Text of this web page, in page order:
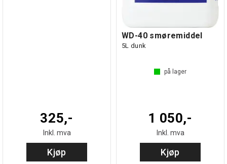
325,-
Inkl. mva
Kjøp
WD-40 smøremiddel
5L dunk
på lager
1 050,-
Inkl. mva
Kjøp